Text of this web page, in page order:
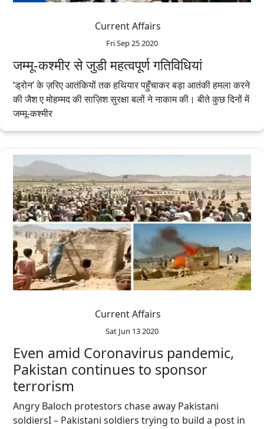
Current Affairs
Fri Sep 25 2020
जम्मू-कश्मीर से जुडी महत्वपूर्ण गतिविधियां
‘ड्रोन’ के ज़रिए आतंकियों तक हथियार पहुँचाकर बड़ा आतंकी हमला करने
की जैश ए मोहम्मद की साज़िश सुरक्षा बलों ने नाकाम की। बीते कुछ दिनों में
जम्मू-कश्‍मीर
Current Affairs
Sat Jun 13 2020
Even amid Coronavirus pandemic,
Pakistan continues to sponsor
terrorism
Angry Baloch protestors chase away Pakistani
soldiersI – Pakistani soldiers trying to build a post in